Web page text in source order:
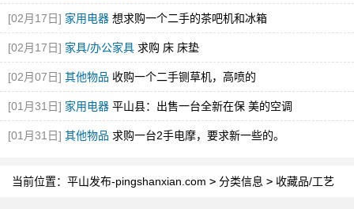
就可
[02月17日] 家用电器 想求购一个二手的茶吧机和冰箱
[02月17日] 家具/办公家具 求购 床 床垫
[02月07日] 其他物品 收购一个二手铡草机，高喷的
[01月31日] 家用电器 平山县：出售一台全新在保 美的空调
[01月31日] 其他物品 求购一台2手电摩，要求新一些的。
当前位置： 平山发布-pingshanxian.com > 分类信息 > 收藏品/工艺